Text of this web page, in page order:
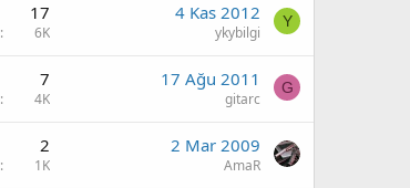
17
6K
4 Kas 2012
ykybilgi
Y
7
4K
17 Ağu 2011
gitarc
G
2
1K
2 Mar 2009
AmaR